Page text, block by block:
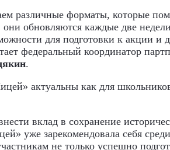
различные форматы, которые
обновляются каждые две
для подготовки к акции
федеральный координатор
.
актуальны как для
вклад в сохранение
уже зарекомендовала себя
не только успешно